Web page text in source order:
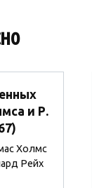
и Р.
Холмс
Рейх